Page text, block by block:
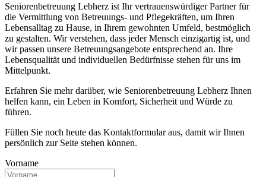
Seniorenbetreuung Lebherz ist Ihr vertrauenswürdiger Partner für
die Vermittlung von Betreuungs- und Pflegekräften, um Ihren
Lebensalltag zu Hause, in Ihrem gewohnten Umfeld, bestmöglich
zu gestalten. Wir verstehen, dass jeder Mensch einzigartig ist, und
wir passen unsere Betreuungsangebote entsprechend an. Ihre
Lebensqualität und individuellen Bedürfnisse stehen für uns im
Mittelpunkt.
Erfahren Sie mehr darüber, wie Seniorenbetreuung Lebherz Ihnen
helfen kann, ein Leben in Komfort, Sicherheit und Würde zu
führen.
Füllen Sie noch heute das Kontaktformular aus, damit wir Ihnen
persönlich zur Seite stehen können.
Vorname